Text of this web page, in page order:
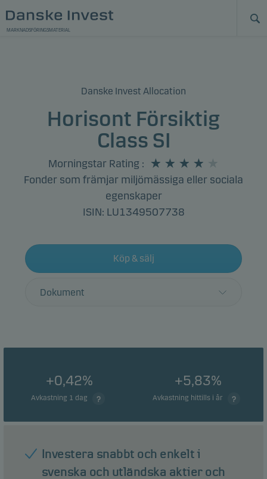
MARKNADSFÖRINGSMATERIAL
Danske Invest Allocation
Horisont Försiktig
Class SI
Morningstar Rating :
Fonder som främjar miljömässiga eller sociala
egenskaper
ISIN: LU1349507738
Köp & sälj
Dokument
+0,42%
Avkastning 1 dag
+5,83%
Avkastning hittills i år
Investera snabbt och enkelt i
svenska och utländska aktier och